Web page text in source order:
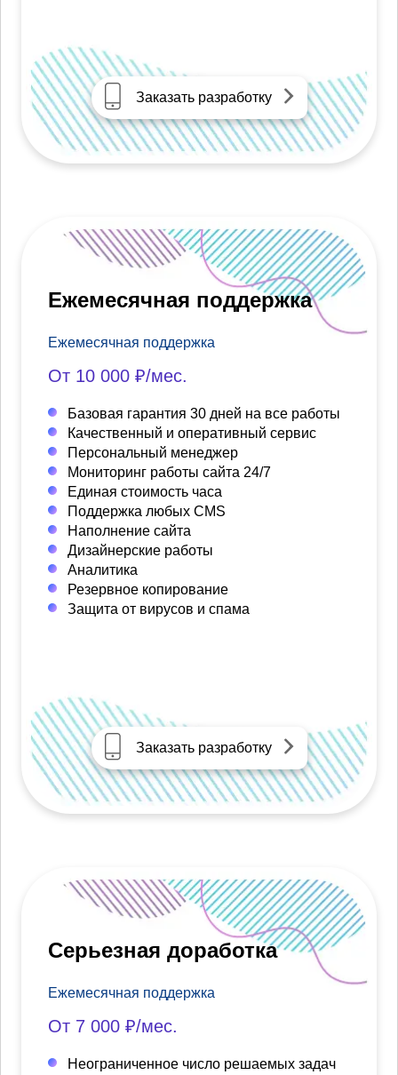
Заказать разработку
Ежемесячная поддержка
Ежемесячная поддержка
От 10 000 ₽/мес.
Базовая гарантия 30 дней на все работы
Качественный и оперативный сервис
Персональный менеджер
Мониторинг работы сайта 24/7
Единая стоимость часа
Поддержка любых CMS
Наполнение сайта
Дизайнерские работы
Аналитика
Резервное копирование
Защита от вирусов и спама
Заказать разработку
Серьезная доработка
Ежемесячная поддержка
От 7 000 ₽/мес.
Неограниченное число решаемых задач